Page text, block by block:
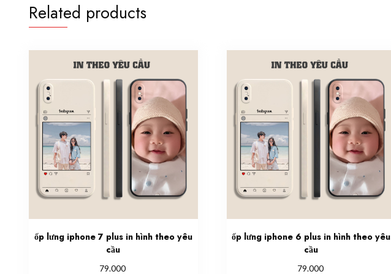
Related products
ốp lưng iphone 7 plus in hình theo yêu
cầu
79.000
ốp lưng iphone 6 plus in hình theo yêu
cầu
79.000